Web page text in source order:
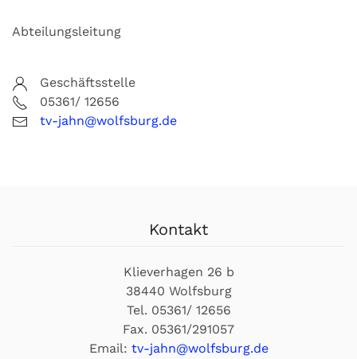
Abteilungsleitung
Geschäftsstelle
05361/ 12656
tv-jahn@wolfsburg.de
Kontakt
Klieverhagen 26 b
38440 Wolfsburg
Tel. 05361/ 12656
Fax. 05361/291057
Email: tv-jahn@wolfsburg.de